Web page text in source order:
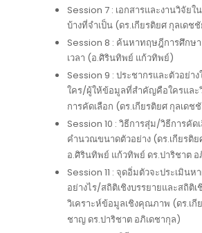
Session 7 : เอกสารและงานวิจัยใ
บ้างที่จำเป็น (ดร.เกียรติยศ กุลเดช
Session 8 : ค้นหาทฤษฎีการศึกษ
เวลา (อ.ศิรินทิพย์ แก้วทิพย์)
Session 9 : ประชากรและตัวอย่าง
ใคร/ผู้ให้ข้อมูลที่สำคัญคือใครแล
การคัดเลือก (ดร.เกียรติยศ กุลเด
Session 10 : วิธีการสุ่ม/วิธีการคัด
คำนวณขนาดตัวอย่าง (ดร.เกียรติ
อ.ศิรินทิพย์ แก้วทิพย์ ดร.ปาริชาต อ
Session 11 : จุดอิ่มตัวจะประเมิน
อย่างไร/สถิติเชิงบรรยายและสถิติ
วิเคราะห์ข้อมูลเชิงคุณภาพ (ดร.เกี
ชาญ ดร.ปาริชาต อภิเดชากุล)